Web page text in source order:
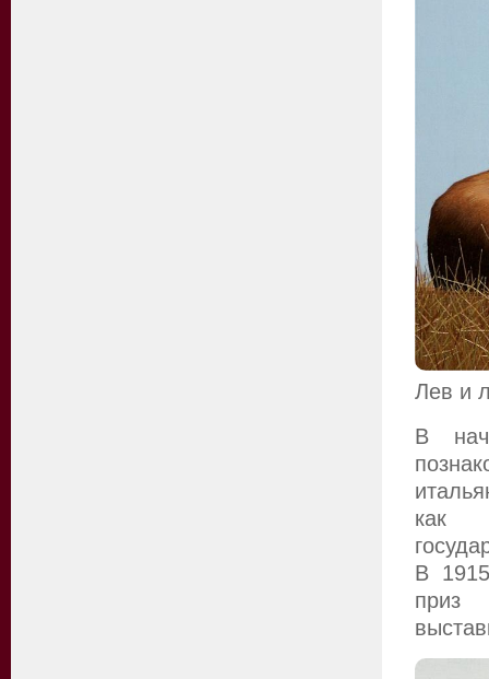
Лев и
В
как
В
приз